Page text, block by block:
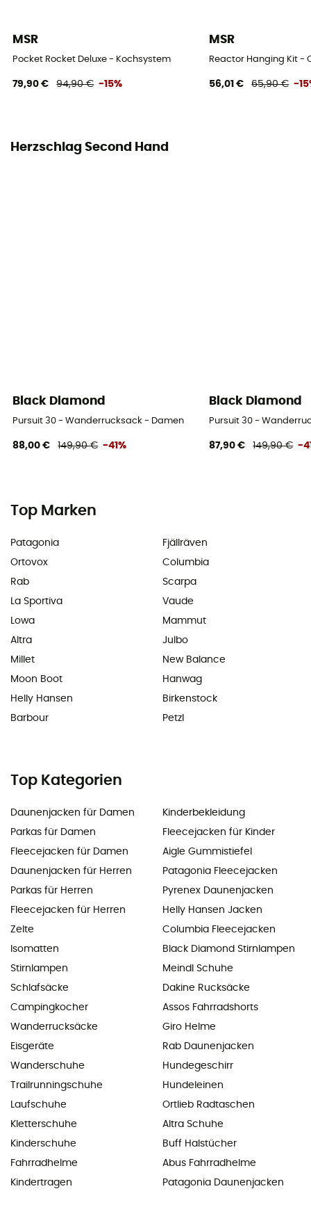
MSR
Pocket Rocket Deluxe - Kochsystem
79,90 € 94,90 € -15%
MSR
Reactor Hanging Kit -
56,01 € 65,90 € -
Herzschlag Second Hand
Black Diamond
Pursuit 30 - Wanderrucksack - Damen
88,00 € 149,90 € -41%
Black Diamond
Pursuit 30 -
87,90 € 149,90 € -
Top Marken
Patagonia
Ortovox
Rab
La Sportiva
Lowa
Altra
Millet
Moon Boot
Helly Hansen
Barbour
Fjällräven
Columbia
Scarpa
Vaude
Mammut
Julbo
New Balance
Hanwag
Birkenstock
Petzl
Top Kategorien
Daunenjacken für Damen
Parkas für Damen
Fleecejacken für Damen
Daunenjacken für Herren
Parkas für Herren
Fleecejacken für Herren
Zelte
Isomatten
Stirnlampen
Schlafsäcke
Campingkocher
Wanderrucksäcke
Eisgeräte
Wanderschuhe
Trailrunningschuhe
Laufschuhe
Kletterschuhe
Kinderschuhe
Fahrradhelme
Kindertragen
Kinderbekleidung
Fleecejacken für Kinder
Aigle Gummistiefel
Patagonia Fleecejacken
Pyrenex Daunenjacken
Helly Hansen Jacken
Columbia Fleecejacken
Black Diamond Stirnlampen
Meindl Schuhe
Dakine Rucksäcke
Assos Fahrradshorts
Giro Helme
Rab Daunenjacken
Hundegeschirr
Hundeleinen
Ortlieb Radtaschen
Altra Schuhe
Buff Halstücher
Abus Fahrradhelme
Patagonia Daunenjacken